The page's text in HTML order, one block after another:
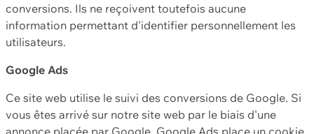
conversions. Ils ne reçoivent toutefois aucune
information permettant d'identifier personnellement les
utilisateurs.
Google Ads
Ce site web utilise le suivi des conversions de Google. Si
vous êtes arrivé sur notre site web par le biais d'une